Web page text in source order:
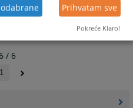
/ 6
1
Prihvatam sve
Pokreće Klaro!